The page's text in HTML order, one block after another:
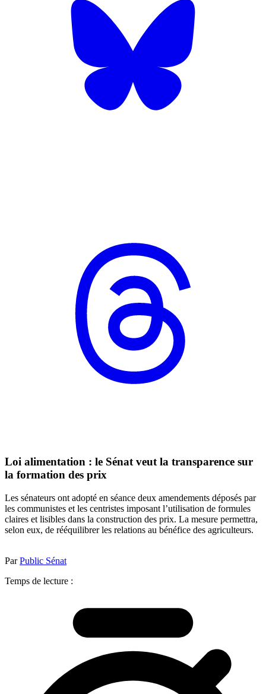
Loi alimentation : le Sénat veut la transparence sur
la formation des prix
Les sénateurs ont adopté en séance deux amendements déposés par
les communistes et les centristes imposant l’utilisation de formules
claires et lisibles dans la construction des prix. La mesure permettra,
selon eux, de rééquilibrer les relations au bénéfice des agriculteurs.
ParPublic Sénat
Temps de lecture :